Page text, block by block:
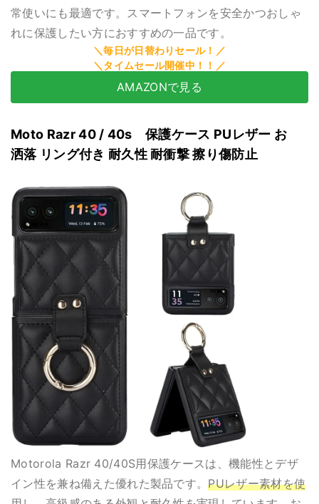
常使いにも最適です。スマートフォンを安全かつおしゃ
れに保護したい方におすすめの一品です。
AMAZONで見る
Moto Razr 40 / 40s 保護ケース PUレザー お
洒落 リング付き 耐久性 耐衝撃 擦り傷防止
Motorola Razr 40/40S用保護ケースは、機能性とデザ
イン性を兼ね備えた優れた製品です。PUレザー素材を使